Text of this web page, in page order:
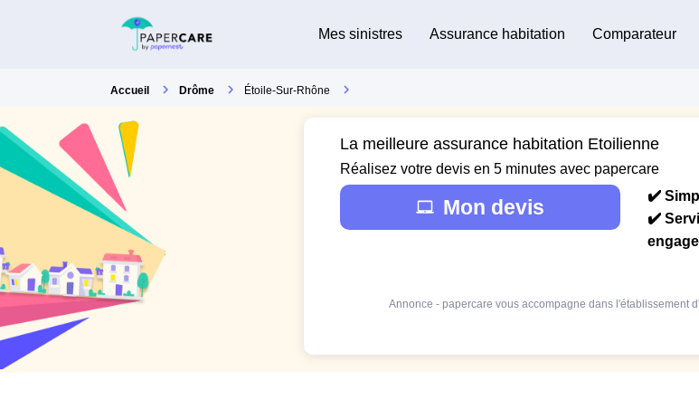
Mes sinistres Assurance habitation Comparateur
Accueil Drôme Étoile-Sur-Rhône
La meilleure assurance habitation Etoilienne
Réalisez votre devis en 5 minutes avec papercare
Mon devis
✔️
✔️
Annonce - papercare vous accompagne dans l'établissement